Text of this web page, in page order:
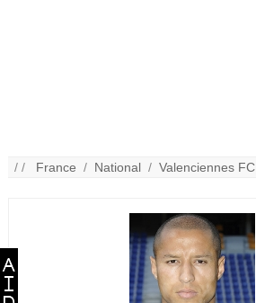
/ / France / National /Valenciennes FC